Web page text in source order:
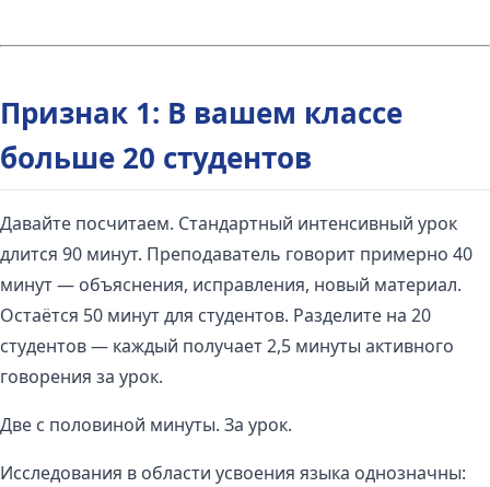
Признак 1: В вашем классе
больше 20 студентов
Давайте посчитаем. Стандартный интенсивный урок
длится 90 минут. Преподаватель говорит примерно 40
минут — объяснения, исправления, новый материал.
Остаётся 50 минут для студентов. Разделите на 20
студентов — каждый получает 2,5 минуты активного
говорения за урок.
Две с половиной минуты. За урок.
Исследования в области усвоения языка однозначны: